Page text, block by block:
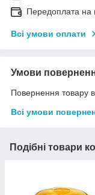
Передоплата на
Всі умови оплати
Умови
Повернення товару
Всі умови
Подібні товари